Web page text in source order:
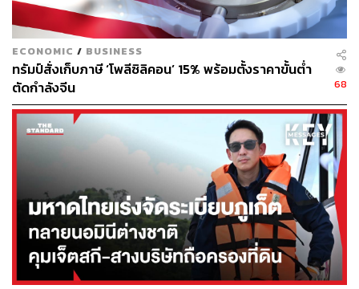
จากเรือที่แล่นผ่านช่องแคบระหว่างประเทศหรือ
ทะเลอาณาเขตได้
PGSA และ Hormuz Safe คืออะไร ทำหน้าที่อย่างไร
บ้าง
ทั้งนี้ สำนักข่าว Euronews รายงานว่า PGSA คือหน่วยงาน
ของอิหร่านที่อยู่ภายใต้กองทัพ IRGC มีหน้าที่คัดกรองและ
ตรวจสอบเรือที่ผ่านช่องแคบฮอร์มุซ โดยเรือแต่ละลำต้องส่ง
รายละเอียดหรือเอกสารให้ทางการอิหร่านคัดกรอง ได้แก่
เอกสารความเป็นเจ้าของเรือ, ประกันภัย, รายชื่อลูกเรือ, ใบ
สำแดงรายการสินค้า และเส้นทางเดินเรือเป้าหมาย
ECONOMIC / BUSINESS
ทรัมป์สั่งเก็บภาษี ‘โพลีซิลิคอน’ 15% พร้อมตั้งราคาขั้นต่ำ
ตัดกำลังจีน
68